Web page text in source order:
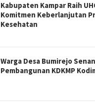
Kabupaten Kampar Raih
Komitmen Keberlanjutan
Kesehatan
Warga Desa Bumirejo
Pembangunan KDKMP